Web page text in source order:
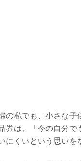
の私でも、小さな子
券は、「今の自分で
にくいという思いを